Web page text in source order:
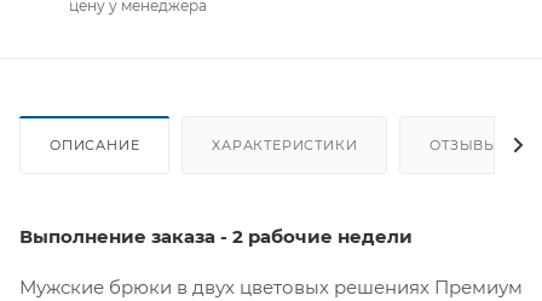
цену у менеджера
ОПИСАНИЕ ХАРАКТЕРИСТИКИ ОТЗЫВЫ
Выполнение заказа - 2 рабочие недели
Мужские брюки в двух цветовых решениях Премиум